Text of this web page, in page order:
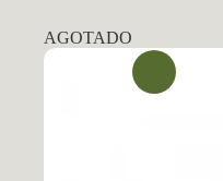
AGOTADO